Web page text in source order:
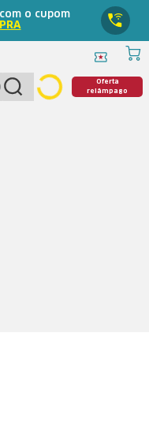
o cupom
Oferta
relâmpago